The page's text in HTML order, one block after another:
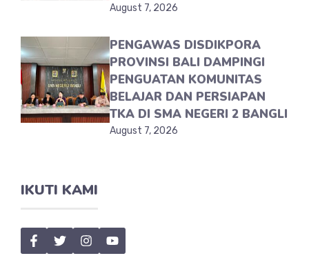
August 7, 2026
PENGAWAS DISDIKPORA
PROVINSI BALI DAMPINGI
PENGUATAN KOMUNITAS
BELAJAR DAN PERSIAPAN
TKA DI SMA NEGERI 2 BANGLI
August 7, 2026
IKUTI KAMI